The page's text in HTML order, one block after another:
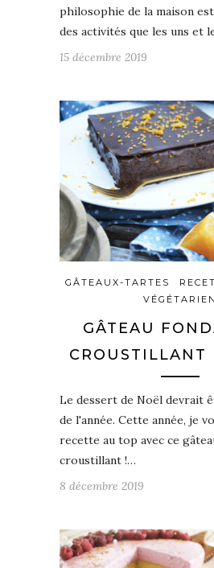
philosophie de la maison
des activités que les uns et
15 décembre 2019
GÂTEAUX-TARTES
VÉGÉTARIEN
GÂTEAU
CROUSTILLANT
Le dessert de Noël devrait
de l'année. Cette année, je
recette au top avec ce
croustillant !…
8 décembre 2019